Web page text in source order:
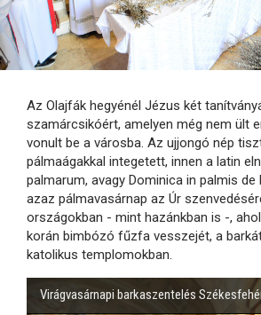
Az Olajfák hegyénél Jézus két
szamárcsikóért, amelyen még nem ült
vonult be a városba. Az ujjongó nép
pálmaágakkal integetett, innen a latin
palmarum, avagy Dominica in palmis de
azaz pálmavasárnap az Úr
országokban - mint hazánkban is -,
korán bimbózó fűzfa vesszejét, a
katolikus templomokban.
Virágvasárnapi barkaszentelés